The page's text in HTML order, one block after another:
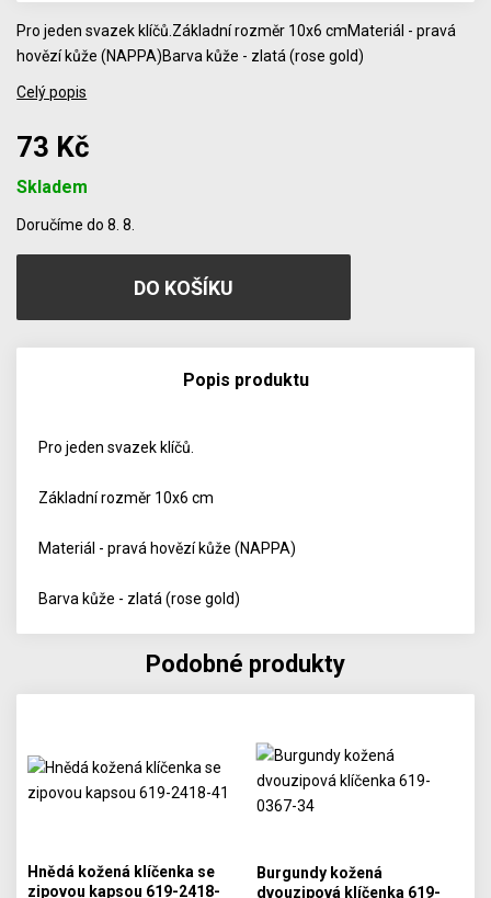
Pro jeden svazek klíčů.Základní rozměr 10x6 cmMateriál - pravá
hovězí kůže (NAPPA)Barva kůže - zlatá (rose gold)
Celý popis
73 Kč
Skladem
Doručíme do 8. 8.
Popis produktu
Pro jeden svazek klíčů.
Základní rozměr 10x6 cm
Materiál - pravá hovězí kůže (NAPPA)
Barva kůže - zlatá (rose gold)
Podobné produkty
Hnědá kožená klíčenka se
zipovou kapsou 619-2418-
Burgundy kožená
dvouzipová klíčenka 619-